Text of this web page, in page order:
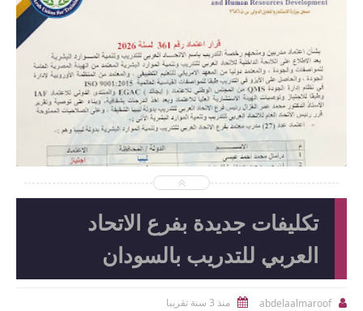
2026-06-15
abdelaalmaroof
شاهد الموضوع
تكليفات جديدة بفرع الاتحاد
العربي للتدريب بالسودان

abdelaalmaroof
 منذ 3 سنة تقريبا